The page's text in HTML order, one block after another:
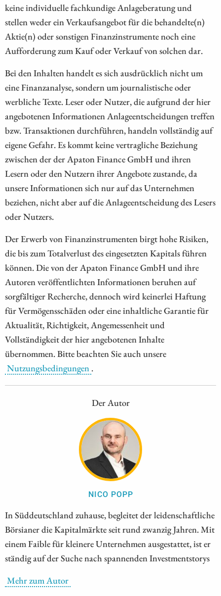
keine individuelle fachkundige Anlageberatung und
stellen weder ein Verkaufsangebot für die behandelte(n)
Aktie(n) oder sonstigen Finanzinstrumente noch eine
Aufforderung zum Kauf oder Verkauf von solchen dar.
Bei den Inhalten handelt es sich ausdrücklich nicht um
eine Finanzanalyse, sondern um journalistische oder
werbliche Texte. Leser oder Nutzer, die aufgrund der hier
angebotenen Informationen Anlageentscheidungen treffen
bzw. Transaktionen durchführen, handeln vollständig auf
eigene Gefahr. Es kommt keine vertragliche Beziehung
zwischen der der Apaton Finance GmbH und ihren
Lesern oder den Nutzern ihrer Angebote zustande, da
unsere Informationen sich nur auf das Unternehmen
beziehen, nicht aber auf die Anlageentscheidung des Lesers
oder Nutzers.
Der Erwerb von Finanzinstrumenten birgt hohe Risiken,
die bis zum Totalverlust des eingesetzten Kapitals führen
können. Die von der Apaton Finance GmbH und ihre
Autoren veröffentlichten Informationen beruhen auf
sorgfältiger Recherche, dennoch wird keinerlei Haftung
für Vermögensschäden oder eine inhaltliche Garantie für
Aktualität, Richtigkeit, Angemessenheit und
Vollständigkeit der hier angebotenen Inhalte
übernommen. Bitte beachten Sie auch unsere
Nutzungsbedingungen .
Der Autor
NICO POPP
In Süddeutschland zuhause, begleitet der leidenschaftliche
Börsianer die Kapitalmärkte seit rund zwanzig Jahren. Mit
einem Faible für kleinere Unternehmen ausgestattet, ist er
ständig auf der Suche nach spannenden Investmentstorys
Mehr zum Autor